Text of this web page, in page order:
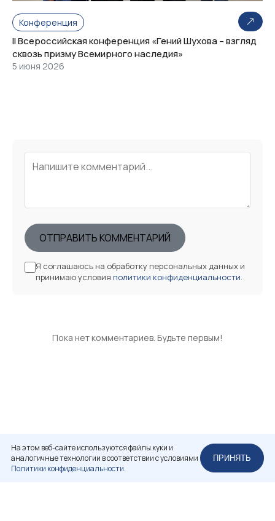
Конференция
II Всероссийская конференция «Гений Шухова – взгляд
сквозь призму Всемирного наследия»
5 июня 2026
ОТПРАВИТЬ КОММЕНТАРИЙ
Я соглашаюсь на обработку персональных данных и
принимаю условия политики конфиденциальности.
Пока нет комментариев. Будьте первым!
На этом веб-сайте используются файлы куки и
аналогичные технологии в соответствии с условиями
Политики конфиденциальности.
ПРИНЯТЬ